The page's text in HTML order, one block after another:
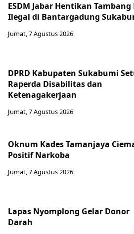
ESDM Jabar Hentikan Tambang
Ilegal di Bantargadung
Jumat, 7 Agustus 2026
DPRD Kabupaten Sukabumi
Raperda Disabilitas dan
Ketenagakerjaan
Jumat, 7 Agustus 2026
Oknum Kades Tamanjaya
Positif Narkoba
Jumat, 7 Agustus 2026
Lapas Nyomplong Gelar Donor
Darah